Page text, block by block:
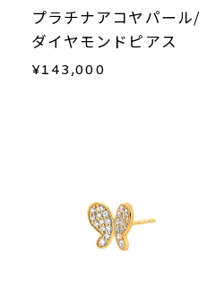
プラチナアコヤパール/
ダイヤモンドピアス
¥143,000